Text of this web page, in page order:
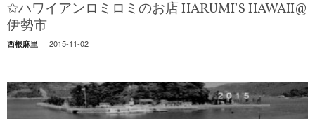
✩ハワイアンロミロミのお店 HARUMI’S HAWAII@
伊勢市
西根麻里 - 2015-11-02